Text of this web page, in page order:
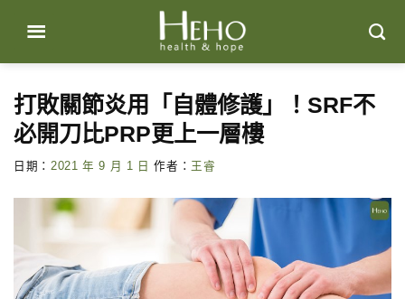
content
打敗關節炎用「自體修護」！SRF不
必開刀比PRP更上一層樓
日期： 2021 年 9 月 1 日 作者： 王睿